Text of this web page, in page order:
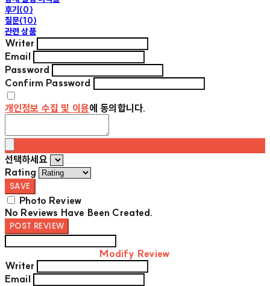
후기(0)
질문(10)
관련 상품
Writer
Email
Password
Confirm Password
개인정보 수집 및 이용에 동의합니다.
선택하세요
Rating
SAVE
Photo Review
No Reviews Have Been Created.
POST REVIEW
Modify Review
Writer
Email